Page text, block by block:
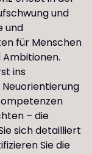
und
und
für Menschen
ins
– die
sich detailliert
Sie die